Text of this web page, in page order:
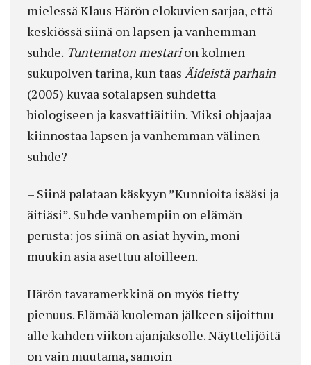
mielessä Klaus Härön elokuvien sarjaa, että
keskiössä siinä on lapsen ja vanhemman
suhde. Tuntematon mestarion kolmen
sukupolven tarina, kun taas Äideistä parhain
(2005) kuvaa sotalapsen suhdetta
biologiseen ja kasvattiäitiin. Miksi ohjaajaa
kiinnostaa lapsen ja vanhemman välinen
suhde?
– Siinä palataan käskyyn ”Kunnioita isääsi ja
äitiäsi”. Suhde vanhempiin on elämän
perusta: jos siinä on asiat hyvin, moni
muukin asia asettuu aloilleen.
Härön tavaramerkkinä on myös tietty
pienuus. Elämää kuoleman jälkeen sijoittuu
alle kahden viikon ajanjaksolle. Näyttelijöitä
on vain muutama, samoin